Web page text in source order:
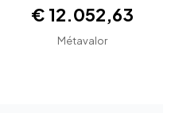
€ 12.052,63
Métavalor